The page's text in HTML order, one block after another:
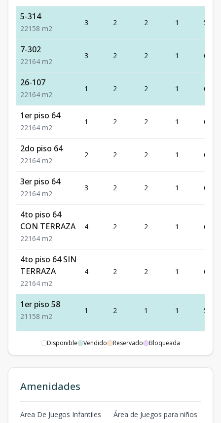
5-314
221 58 m2
3 2 2 1 58
7-302
221 64 m2
3 2 2 1 64
26-107
221 64 m2
1 2 2 1 64
1er piso 64
221 64 m2
1 2 2 1 64
2do piso 64
221 64 m2
2 2 2 1 64
3er piso 64
221 64 m2
3 2 2 1 64
4to piso 64
CON TERRAZA
221 64 m2
4 2 2 1 64
4to piso 64 SIN
TERRAZA
221 64 m2
4 2 2 1 64
1er piso 58
21 1 58 m2
1 2 1 1 58
m2
2 2 1 1
3er piso 58
21158m2
4to piso 58
21158m2
2
Disponible Vendido Reservado Bloqueada
Amenidades
Area De Juegos Infantiles
Área de Juegos para niños